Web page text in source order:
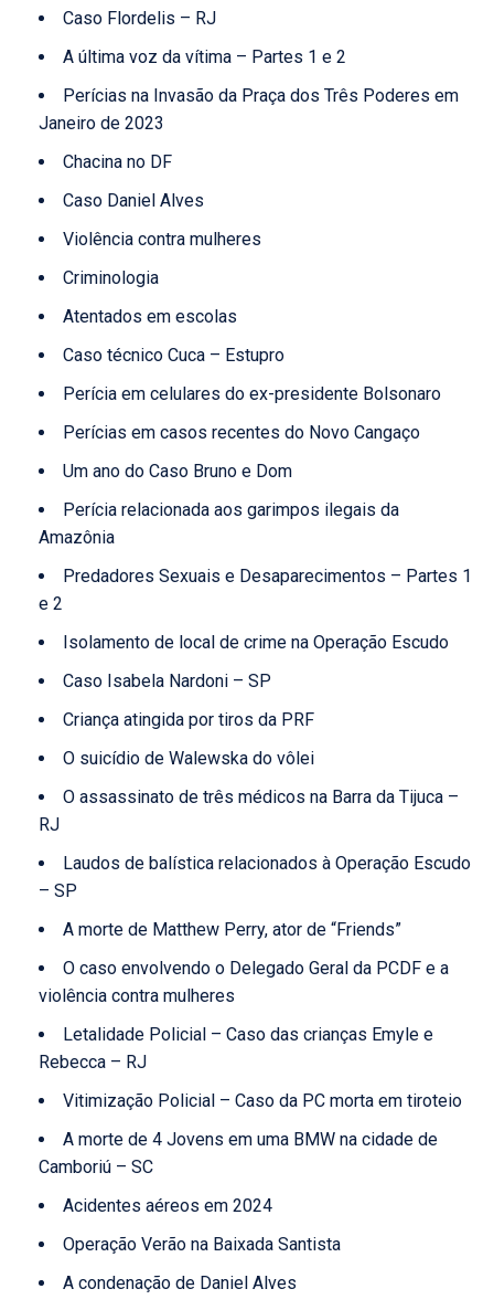
Caso Flordelis – RJ
A última voz da vítima – Partes 1 e 2
Perícias na Invasão da Praça dos Três Poderes em
Janeiro de 2023
Chacina no DF
Caso Daniel Alves
Violência contra mulheres
Criminologia
Atentados em escolas
Caso técnico Cuca – Estupro
Perícia em celulares do ex-presidente Bolsonaro
Perícias em casos recentes do Novo Cangaço
Um ano do Caso Bruno e Dom
Perícia relacionada aos garimpos ilegais da
Amazônia
Predadores Sexuais e Desaparecimentos – Partes 1
e 2
Isolamento de local de crime na Operação Escudo
Caso Isabela Nardoni – SP
Criança atingida por tiros da PRF
O suicídio de Walewska do vôlei
O assassinato de três médicos na Barra da Tijuca –
RJ
Laudos de balística relacionados à Operação Escudo
– SP
A morte de Matthew Perry, ator de “Friends”
O caso envolvendo o Delegado Geral da PCDF e a
violência contra mulheres
Letalidade Policial – Caso das crianças Emyle e
Rebecca – RJ
Vitimização Policial – Caso da PC morta em tiroteio
A morte de 4 Jovens em uma BMW na cidade de
Camboriú – SC
Acidentes aéreos em 2024
Operação Verão na Baixada Santista
A condenação de Daniel Alves